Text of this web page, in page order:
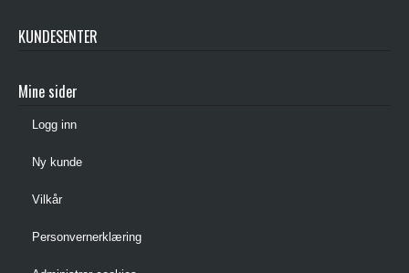
KUNDESENTER
Mine sider
Logg inn
Ny kunde
Vilkår
Personvernerklæring